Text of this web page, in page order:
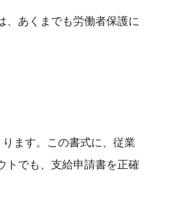
、あくまでも労働者保護に
ます。この書式に、従業
トでも、支給申請書を正確